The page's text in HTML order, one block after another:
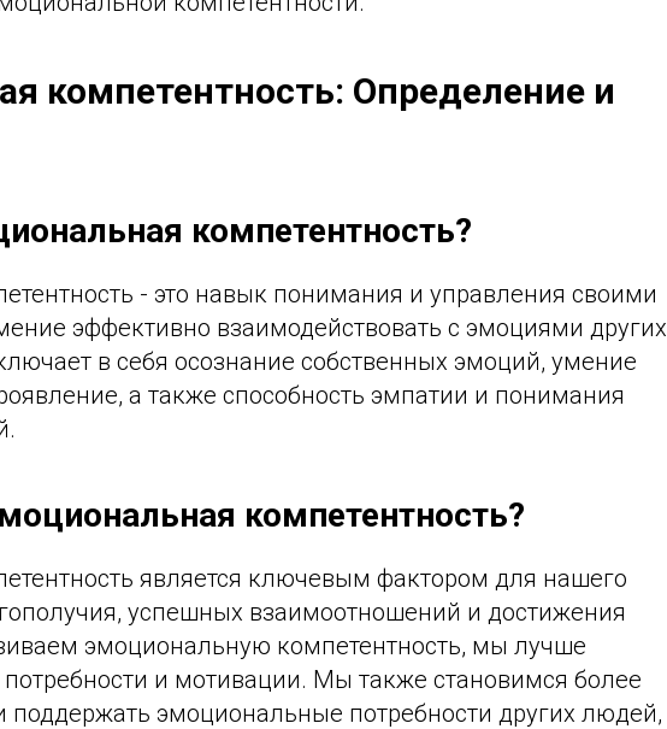
компетентность: Определение и
компетентность?
- это навык понимания и управления своими
эффективно взаимодействовать с эмоциями других
в себя осознание собственных эмоций, умение
а также способность эмпатии и понимания
компетентность?
является ключевым фактором для нашего
успешных взаимоотношений и достижения
эмоциональную компетентность, мы лучше
и мотивации. Мы также становимся более
поддержать эмоциональные потребности других людей,